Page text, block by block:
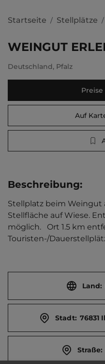
Startseite / Stellplätze /
WEINGUT
Deutschland, Pfalz
Auf
Beschreibung:
Stellplatz beim Weingut
Stellfläche auf Wiese.
möglich.   Ort 1.5 km
Touristen-/
Land:
Stadt: 76831
Straße: